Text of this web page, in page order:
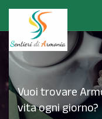
Vuoi trovare
vita ogni giorno?